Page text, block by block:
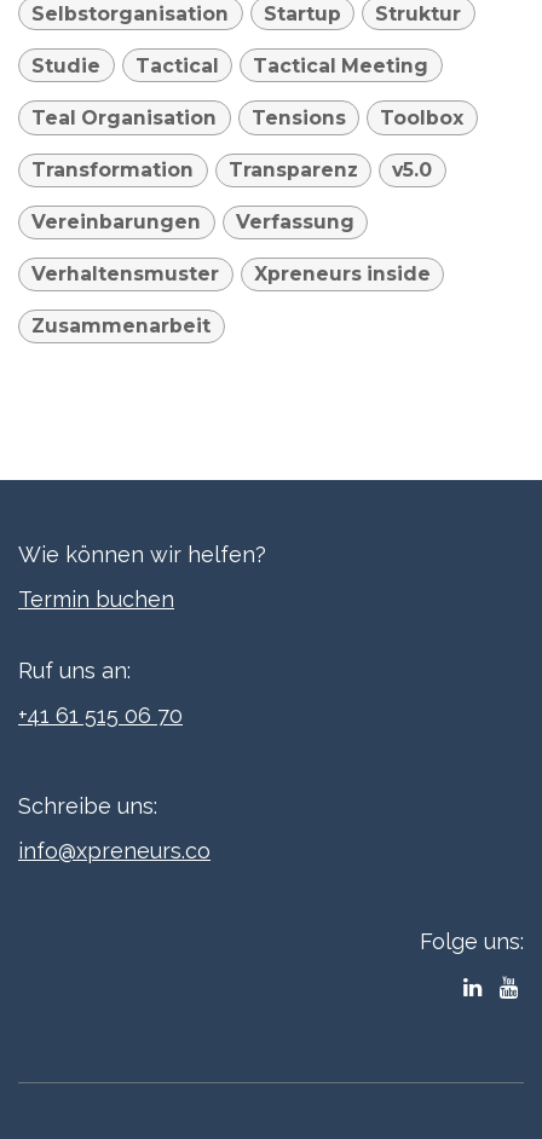
Selbstorganisation Startup Struktur
Studie Tactical Tactical Meeting
Teal Organisation Tensions Toolbox
Transformation Transparenz v5.0
Vereinbarungen Verfassung
Verhaltensmuster Xpreneurs inside
Zusammenarbeit
Wie können wir helfen?
Termi​n buchen
Ruf uns an:
+41 61 515 06 70
Schreibe uns:
info@xpreneurs.co
Folge uns: